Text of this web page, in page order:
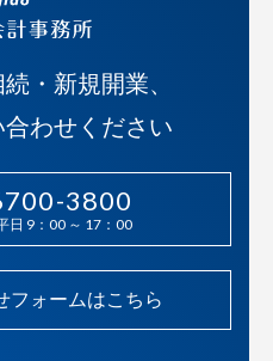
・新規開業、
わせください
3800
日 9：00 ～ 17：00
フォームはこちら